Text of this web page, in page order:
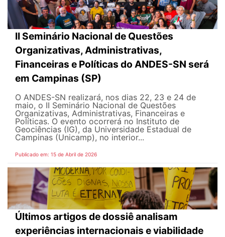
II Seminário Nacional de Questões
Organizativas, Administrativas,
Financeiras e Políticas do ANDES-SN será
em Campinas (SP)
O ANDES-SN realizará, nos dias 22, 23 e 24 de
maio, o II Seminário Nacional de Questões
Organizativas, Administrativas, Financeiras e
Políticas. O evento ocorrerá no Instituto de
Geociências (IG), da Universidade Estadual de
Campinas (Unicamp), no interior...
Publicado em: 15 de Abril de 2026
Últimos artigos de dossiê analisam
experiências internacionais e viabilidade